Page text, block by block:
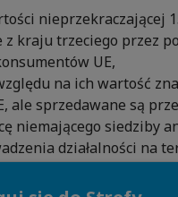
nieprzekraczającej
z kraju trzeciego przez
UE,
na ich wartość
ale sprzedawane są
niemającego siedziby
działalności na